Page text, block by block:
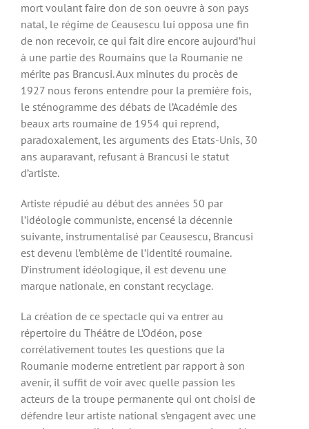
mort voulant faire don de son oeuvre à son pays
natal, le régime de Ceausescu lui opposa une fin
de non recevoir, ce qui fait dire encore aujourd’hui
à une partie des Roumains que la Roumanie ne
mérite pas Brancusi. Aux minutes du procès de
1927 nous ferons entendre pour la première fois,
le sténogramme des débats de l’Académie des
beaux arts roumaine de 1954 qui reprend,
paradoxalement, les arguments des Etats-Unis, 30
ans auparavant, refusant à Brancusi le statut
d’artiste.
Artiste répudié au début des années 50 par
l’idéologie communiste, encensé la décennie
suivante, instrumentalisé par Ceausescu, Brancusi
est devenu l’emblème de l’identité roumaine.
D’instrument idéologique, il est devenu une
marque nationale, en constant recyclage.
La création de ce spectacle qui va entrer au
répertoire du Théâtre de L’Odéon, pose
corrélativement toutes les questions que la
Roumanie moderne entretient par rapport à son
avenir, il suffit de voir avec quelle passion les
acteurs de la troupe permanente qui ont choisi de
défendre leur artiste national s’engagent avec une